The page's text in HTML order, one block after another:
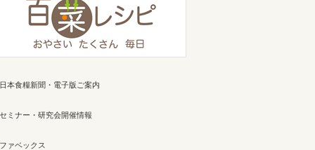
日本食糧新聞・電子版ご案内
セミナー・研究会開催情報
ファベックス